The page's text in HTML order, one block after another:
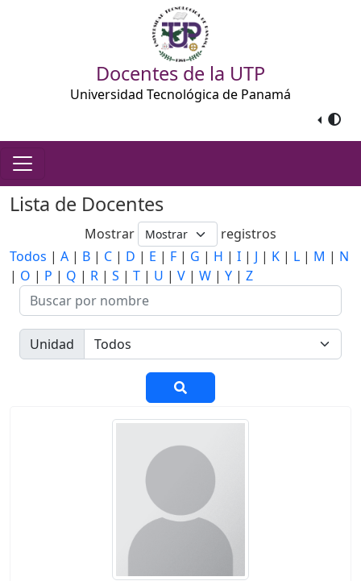
Docentes de la UTP
Universidad Tecnológica de Panamá
Lista de Docentes
Mostrar
registros
Todos | A | B | C | D | E | F | G | H | I | J | K | L | M | N
| O | P | Q | R | S | T | U | V | W | Y | Z
Unidad